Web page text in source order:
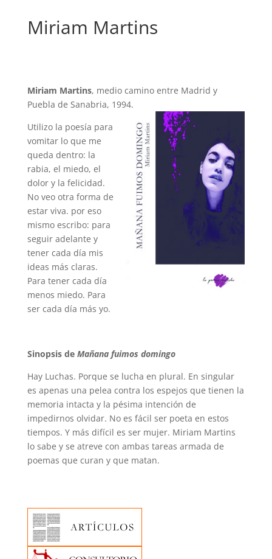
Miriam Martins
Miriam Martins, medio camino entre Madrid y
Puebla de Sanabria, 1994.
Utilizo la poesía para
vomitar lo que me
queda dentro: la
rabia, el miedo, el
dolor y la felicidad.
No veo otra forma de
estar viva. por eso
mismo escribo: para
seguir adelante y
tener cada día mis
ideas más claras.
Para tener cada día
menos miedo. Para
ser cada día más yo.
Sinopsis de Mañana fuimos domingo
Hay Luchas. Porque se lucha en plural. En singular
es apenas una pelea contra los espejos que tienen la
memoria intacta y la pésima intención de
impedirnos olvidar. No es fácil ser poeta en estos
tiempos. Y más difícil es ser mujer. Miriam Martins
lo sabe y se atreve con ambas tareas armada de
poemas que curan y que matan.